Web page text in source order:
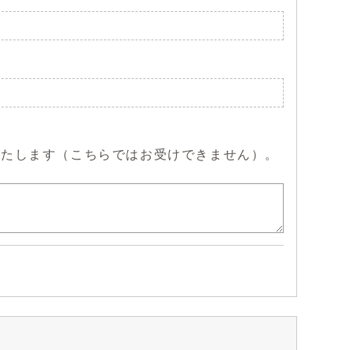
します（こちらではお受けできません）。